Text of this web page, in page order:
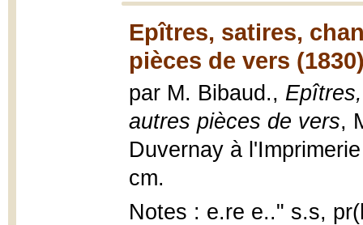
Epîtres, satires,
pièces de vers
par M. Bibaud.,
autres pièces de vers,
Duvernay à
cm.
Notes : e.re e.." s.s,